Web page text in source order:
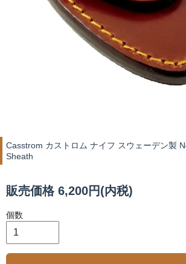
Casstrom カストロム ナイフ スウェーデン製
Sheath
販売価格 6,200円(内税)
個数